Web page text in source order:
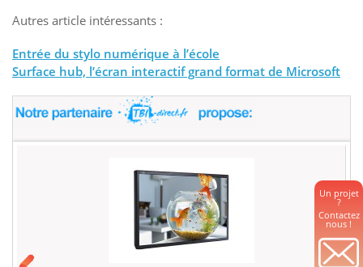
Un projet
?
Contactez
nous !
Autres article intéressants :
Entrée du stylo numérique à l’école
Surface hub, l’écran interactif grand format de Microsoft